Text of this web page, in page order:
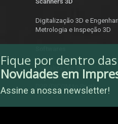
Fique por dentro
Novidades em
Assine a nossa newsletter!
Digitalização 3D e
Metrologia e Inspeção 3D
Digitalização 3D
Inspeção
D2P (DICOM to Print)